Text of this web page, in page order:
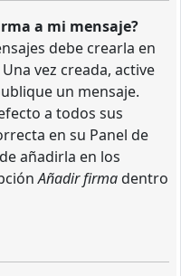
a mi mensaje?
debe crearla en
vez creada, active
un mensaje.
a todos sus
en su Panel de
añadirla en los
Añadir firmadentro